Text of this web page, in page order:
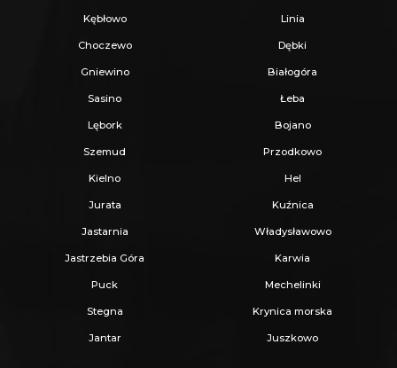
Kębłowo Linia
Choczewo Dębki
Gniewino Białogóra
Sasino Łeba
Lębork Bojano
Szemud Przodkowo
Kielno Hel
Jurata Kuźnica
Jastarnia Władysławowo
Jastrzebia Góra Karwia
Puck Mechelinki
Stegna Krynica morska
Jantar Juszkowo